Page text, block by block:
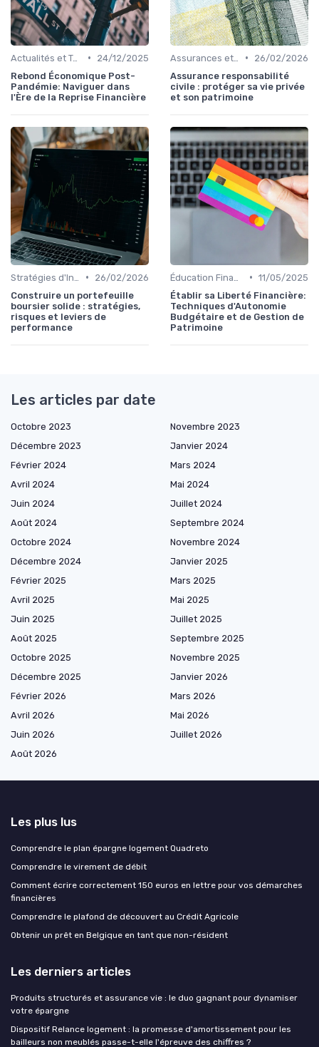
Actualités et Tendances Économiques •
24/12/2025
Rebond Économique Post-
Pandémie: Naviguer dans
l'Ère de la Reprise Financière
•
26/02/2026
Assurance responsabilité
civile : protéger sa vie privée
et son patrimoine
•
26/02/2026
Construire un portefeuille
boursier solide : stratégies,
risques et leviers de
performance
• 11/05/2025
Établir sa Liberté Financière:
Techniques d'Autonomie
Budgétaire et de Gestion de
Patrimoine
Les articles par date
Octobre 2023
Novembre 2023
Décembre 2023
Janvier 2024
Février 2024
Mars 2024
Avril 2024
Mai 2024
Juin 2024
Juillet 2024
Août 2024
Septembre 2024
Octobre 2024
Novembre 2024
Décembre 2024
Janvier 2025
Février 2025
Mars 2025
Avril 2025
Mai 2025
Juin 2025
Juillet 2025
Août 2025
Septembre 2025
Octobre 2025
Novembre 2025
Décembre 2025
Janvier 2026
Février 2026
Mars 2026
Avril 2026
Mai 2026
Juin 2026
Juillet 2026
Août 2026
Les plus lus
Comprendre le plan épargne logement Quadreto
Comprendre le virement de débit
Comment écrire correctement 150 euros en lettre pour vos démarches
financières
Comprendre le plafond de découvert au Crédit Agricole
Obtenir un prêt en Belgique en tant que non-résident
Les derniers articles
Produits structurés et assurance vie : le duo gagnant pour dynamiser
votre épargne
Dispositif Relance logement : la promesse d'amortissement pour les
bailleurs non meublés passe-t-elle l'épreuve des chiffres ?